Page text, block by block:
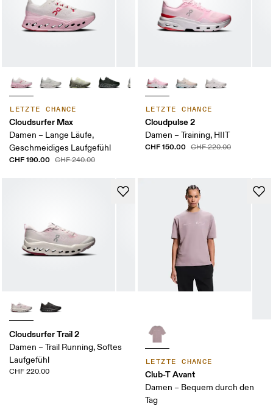
LETZTE CHANCE
Cloudsurfer Max
Damen – Lange Läufe,
Geschmeidiges Laufgefühl
CHF 190.00 CHF 240.00
LETZTE CHANCE
Cloudpulse 2
Damen – Training, HIIT
CHF 150.00 CHF 220.00
Cloudsurfer Trail 2
Damen – Trail Running, Softes
Laufgefühl
CHF 220.00
LETZTE CHANCE
Club-T Avant
Damen – Bequem durch den
Tag